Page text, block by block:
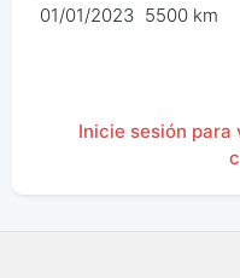
01/01/2023 5500 km
Inicie sesión